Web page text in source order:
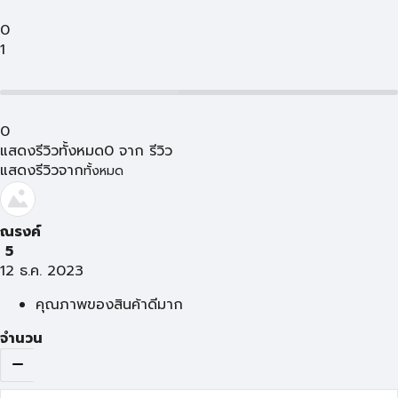
0
1
0
แสดงรีวิวทั้งหมด0 จาก รีวิว
แสดงรีวิวจากทั้งหมด
ณรงค์
5
12 ธ.ค. 2023
คุณภาพของสินค้าดีมาก
จำนวน